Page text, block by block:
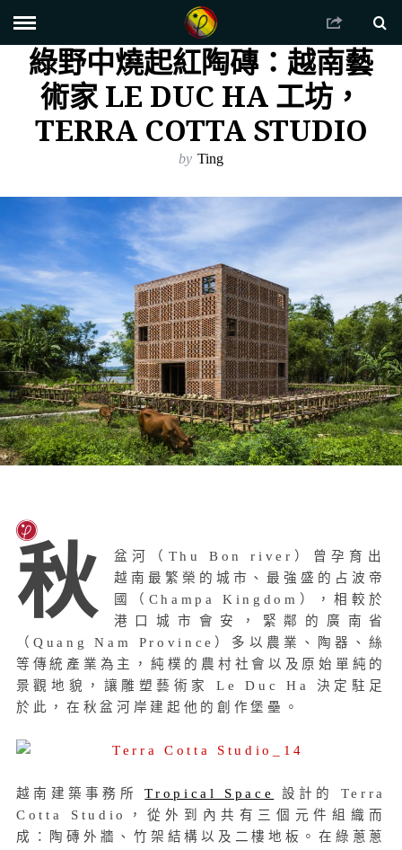
綠野中燒起紅陶磚：越南藝
術家 LE DUC HA 工坊，
TERRA COTTA STUDIO
by Ting
秋
盆河（Thu Bon river）曾孕育出
越南最繁榮的城市、最強盛的占波帝
國（Champa Kingdom），相較於
港口城市會安，緊鄰的廣南省
（Quang Nam Province）多以農業、陶器、絲
等傳統產業為主，純樸的農村社會以及原始單純的
景觀地貌，讓雕塑藝術家 Le Duc Ha 決定駐足
於此，在秋盆河岸建起他的創作堡壘。
越南建築事務所Tropical Space
設計的 Terra
Cotta Studio，從外到內共有三個元件組織而
成：陶磚外牆、竹架結構以及二樓地板。在綠蔥蔥